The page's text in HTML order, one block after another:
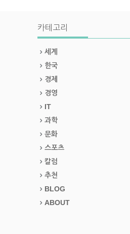
카테고리
세계
한국
경제
경영
IT
과학
문화
스포츠
칼럼
추천
BLOG
ABOUT